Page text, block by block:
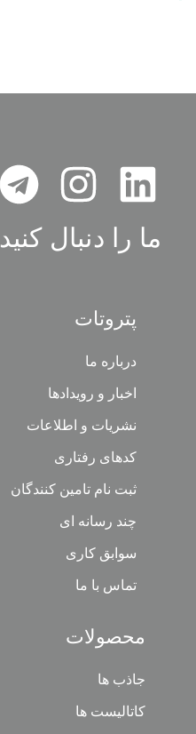
ما را دنبال کنید
پتروتات
درباره ما
اخبار و رویدادها
نشریات و اطلاعات
کدهای رفتاری
ثبت نام تامین کنندگان
چند رسانه ای
سوابق کاری
تماس با ما
محصولات
جاذب ها
کاتالیست ها